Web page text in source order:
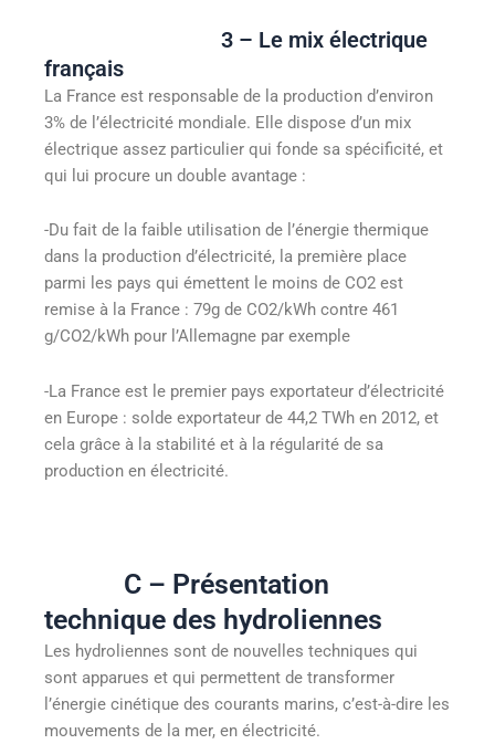
3 – Le mix électrique
français
La France est responsable de la production d’environ
3% de l’électricité mondiale. Elle dispose d’un mix
électrique assez particulier qui fonde sa spécificité, et
qui lui procure un double avantage :
-Du fait de la faible utilisation de l’énergie thermique
dans la production d’électricité, la première place
parmi les pays qui émettent le moins de CO2 est
remise à la France : 79g de CO2/kWh contre 461
g/CO2/kWh pour l’Allemagne par exemple
-La France est le premier pays exportateur d’électricité
en Europe : solde exportateur de 44,2 TWh en 2012, et
cela grâce à la stabilité et à la régularité de sa
production en électricité.
C – Présentation
technique des hydroliennes
Les hydroliennes sont de nouvelles techniques qui
sont apparues et qui permettent de transformer
l’énergie cinétique des courants marins, c’est-à-dire les
mouvements de la mer, en électricité.